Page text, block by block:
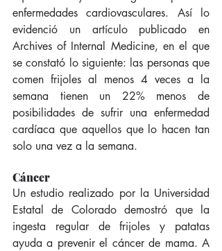
enfermedades cardiovasculares. Así lo
evidenció un artículo publicado en
Archives of Internal Medicine, en el que
se constató lo siguiente: las personas que
comen frijoles al menos 4 veces a la
semana tienen un 22% menos de
posibilidades de sufrir una enfermedad
cardíaca que aquellos que lo hacen tan
solo una vez a la semana.
Cáncer
Un estudio realizado por la Universidad
Estatal de Colorado demostró que la
ingesta regular de frijoles y patatas
ayuda a prevenir el cáncer de mama. A